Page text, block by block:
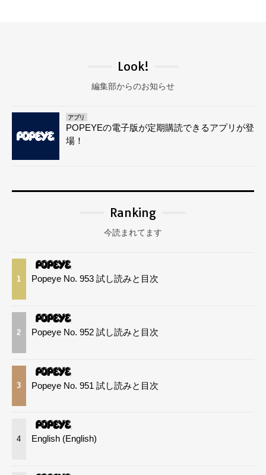
Look!
編集部からのお知らせ
アプリ
POPEYEの電子版が定期購読できるアプリが登
場！
Ranking
今読まれてます
1 Popeye No. 953 試し読みと目次
2 Popeye No. 952 試し読みと目次
3 Popeye No. 951 試し読みと目次
4 English (English)